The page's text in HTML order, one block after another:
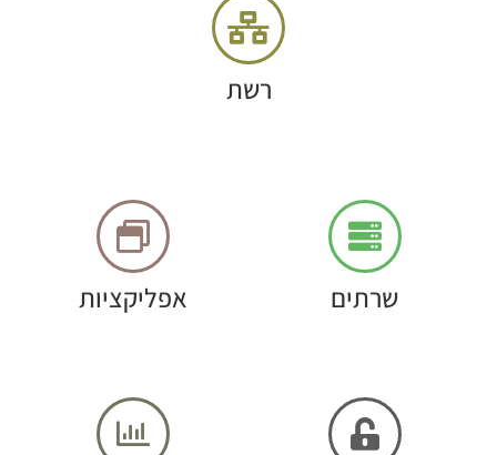
רשת
שרתים אפליקציות